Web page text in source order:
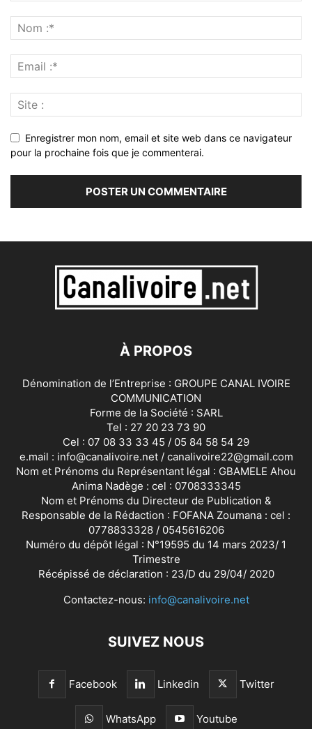
Enregistrer mon nom, email et site web dans ce navigateur
pour la prochaine fois que je commenterai.
À PROPOS
Dénomination de l’Entreprise : GROUPE CANAL IVOIRE
COMMUNICATION
Forme de la Société : SARL
Tel : 27 20 23 73 90
Cel : 07 08 33 33 45 / 05 84 58 54 29
e.mail : info@canalivoire.net / canalivoire22@gmail.com
Nom et Prénoms du Représentant légal : GBAMELE Ahou
Anima Nadège : cel : 0708333345
Nom et Prénoms du Directeur de Publication &
Responsable de la Rédaction : FOFANA Zoumana : cel :
0778833328 / 0545616206
Numéro du dépôt légal : N°19595 du 14 mars 2023/ 1
Trimestre
Récépissé de déclaration : 23/D du 29/04/ 2020
Contactez-nous: info@canalivoire.net
SUIVEZ NOUS
Facebook Linkedin Twitter
WhatsApp Youtube